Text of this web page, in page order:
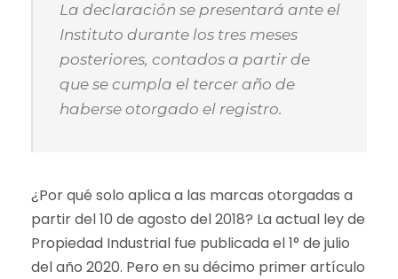
La declaración se presentará ante el
Instituto durante los tres meses
posteriores, contados a partir de
que se cumpla el tercer año de
haberse otorgado el registro.
¿Por qué solo aplica a las marcas otorgadas a
partir del 10 de agosto del 2018? La actual ley de
Propiedad Industrial fue publicada el 1° de julio
del año 2020. Pero en su décimo primer artículo